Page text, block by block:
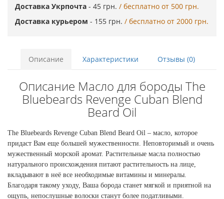
Доставка Укрпочта - 45 грн. / бесплатно от 500 грн.
Доставка курьером - 155 грн. / бесплатно от 2000 грн.
Описание Характеристики Отзывы (0)
Описание Масло для бороды The
Bluebeards Revenge Cuban Blend
Beard Oil
The Bluebeards Revenge Cuban Blend Beard Oil – масло, которое
придаст Вам еще большей мужественности. Неповторимый и очень
мужественный морской аромат. Растительные масла полностью
натурального происхождения питают растительность на лице,
вкладывают в неё все необходимые витамины и минералы.
Благодаря такому уходу, Ваша борода станет мягкой и приятной на
ощупь, непослушные волоски станут более податливыми.